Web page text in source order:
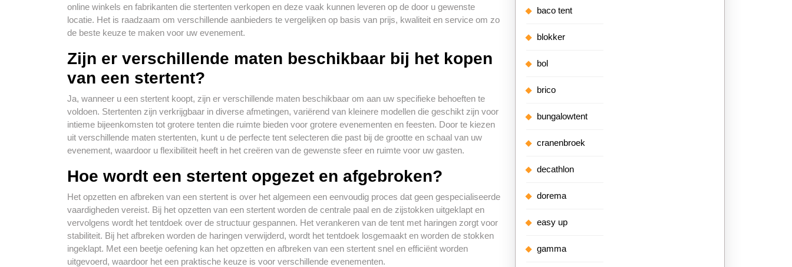
online winkels en fabrikanten die stertenten verkopen en deze vaak kunnen leveren op de door u gewenste
locatie. Het is raadzaam om verschillende aanbieders te vergelijken op basis van prijs, kwaliteit en service om zo
de beste keuze te maken voor uw evenement.
Zijn er verschillende maten beschikbaar bij het kopen
van een stertent?
Ja, wanneer u een stertent koopt, zijn er verschillende maten beschikbaar om aan uw specifieke behoeften te
voldoen. Stertenten zijn verkrijgbaar in diverse afmetingen, variërend van kleinere modellen die geschikt zijn voor
intieme bijeenkomsten tot grotere tenten die ruimte bieden voor grotere evenementen en feesten. Door te kiezen
uit verschillende maten stertenten, kunt u de perfecte tent selecteren die past bij de grootte en schaal van uw
evenement, waardoor u flexibiliteit heeft in het creëren van de gewenste sfeer en ruimte voor uw gasten.
Hoe wordt een stertent opgezet en afgebroken?
Het opzetten en afbreken van een stertent is over het algemeen een eenvoudig proces dat geen gespecialiseerde
vaardigheden vereist. Bij het opzetten van een stertent worden de centrale paal en de zijstokken uitgeklapt en
vervolgens wordt het tentdoek over de structuur gespannen. Het verankeren van de tent met haringen zorgt voor
stabiliteit. Bij het afbreken worden de haringen verwijderd, wordt het tentdoek losgemaakt en worden de stokken
ingeklapt. Met een beetje oefening kan het opzetten en afbreken van een stertent snel en efficiënt worden
uitgevoerd, waardoor het een praktische keuze is voor verschillende evenementen.
baco tent
blokker
bol
brico
bungalowtent
cranenbroek
decathlon
dorema
easy up
gamma